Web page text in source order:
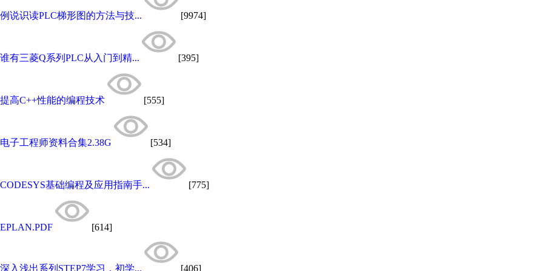
例说识读PLC梯形图的方法与技... [9974]
谁有三菱Q系列PLC从入门到精... [395]
提高C++性能的编程技术 [555]
电子工程师资料合集2.38G [534]
CODESYS基础编程及应用指南手... [775]
EPLAN.PDF [614]
深入浅出系列STEP7学习，初学... [406]